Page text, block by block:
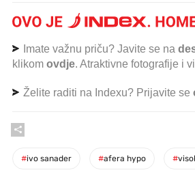
Imate važnu priču? Javite se na
klikom ovdje. Atraktivne fotografije i
Želite raditi na Indexu? Prijavite se
#ivo sanader #afera hypo #